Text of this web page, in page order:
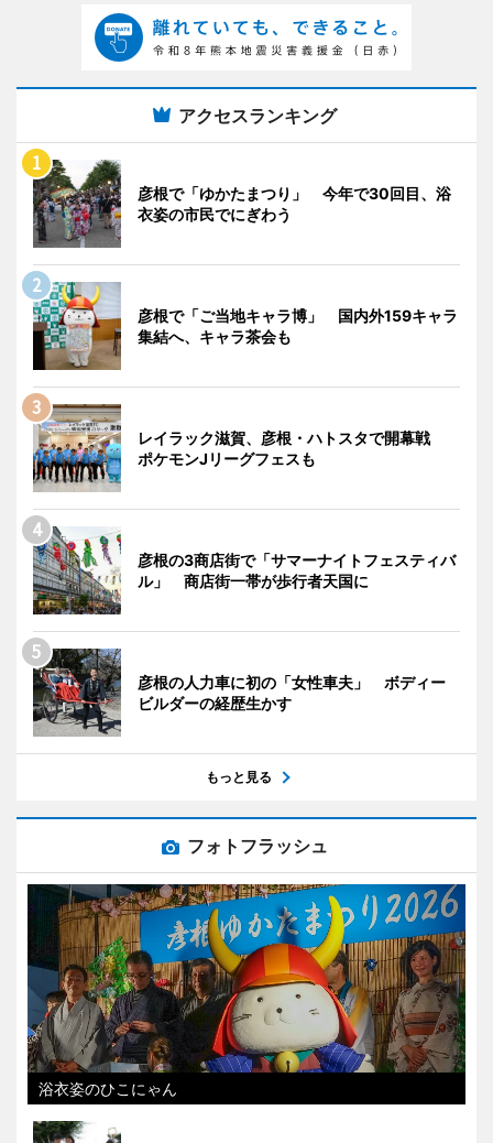
アクセスランキング
彦根で「ゆかたまつり」 今年で30回目、浴
衣姿の市民でにぎわう
彦根で「ご当地キャラ博」 国内外159キャラ
集結へ、キャラ茶会も
レイラック滋賀、彦根・ハトスタで開幕戦
ポケモンJリーグフェスも
彦根の3商店街で「サマーナイトフェスティバ
ル」 商店街一帯が歩行者天国に
彦根の人力車に初の「女性車夫」 ボディー
ビルダーの経歴生かす
もっと見る
フォトフラッシュ
浴衣姿のひこにゃん